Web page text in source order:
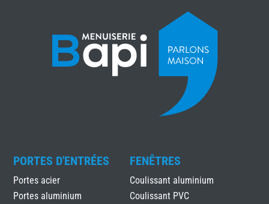
PORTES D'ENTRÉES
Portes acier
Portes aluminium
FENÊTRES
Coulissant aluminium
Coulissant PVC